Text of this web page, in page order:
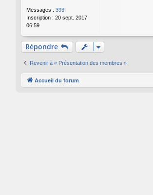
Messages : 393
Inscription : 20 sept. 2017
06:59
Répondre
Revenir à « Présentation des membres »
Accueil du forum